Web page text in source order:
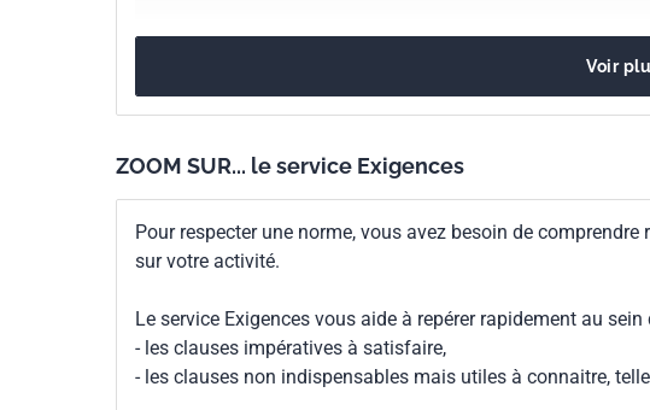
Référence NF ISO/TS 26030
03.100.02
67.020Procédés dans
Parenté
ISO/TS 26030:2019
Voir
ZOOM SUR... le service Exigences
Pour respecter une norme, vous avez besoin de
sur votre activité.
Le service Exigences vous aide à repérer rapidement au
- les clauses impératives à satisfaire,
- les clauses non indispensables mais utiles à connaitre,